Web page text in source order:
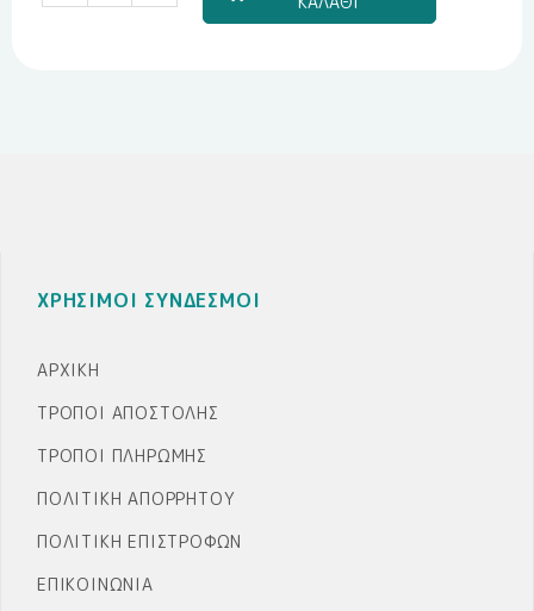
ΧΡΗΣΙΜΟΙ ΣΥΝΔΕΣΜΟΙ
ΑΡΧΙΚΉ
ΤΡΌΠΟΙ ΑΠΟΣΤΟΛΉΣ
ΤΡΌΠΟΙ ΠΛΗΡΩΜΉΣ
ΠΟΛΙΤΙΚΉ ΑΠΟΡΡΉΤΟΥ
ΠΟΛΙΤΙΚΉ ΕΠΙΣΤΡΟΦΏΝ
ΕΠΙΚΟΙΝΩΝΊΑ